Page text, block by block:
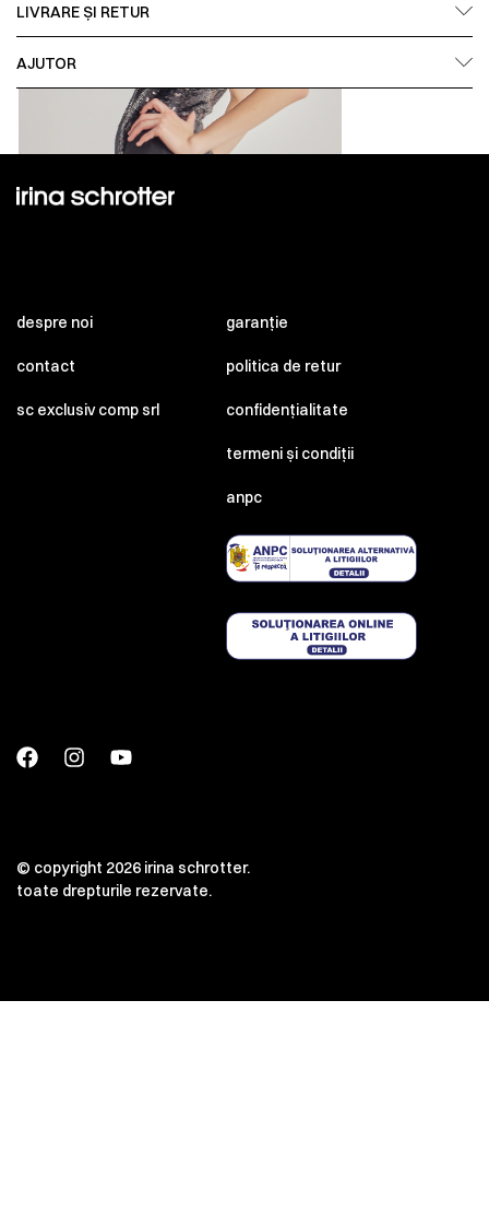
LIVRARE ȘI RETUR
AJUTOR
despre noi
contact
sc exclusiv comp srl
garanție
politica de retur
confidențialitate
termeni și condiții
anpc
© copyright 2026 irina schrotter.
toate drepturile rezervate.